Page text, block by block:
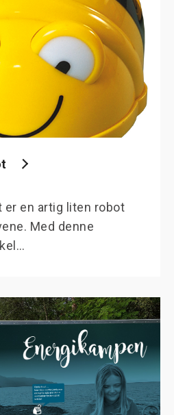
er en artig liten robot
Med denne